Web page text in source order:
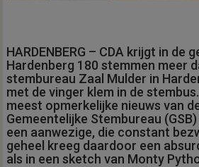
HARDENBERG – CDA krijgt in de
Hardenberg 180 stemmen meer
stembureau Zaal Mulder in
met de vinger klem in de
meest opmerkelijke nieuws van
Gemeentelijke Stembureau
een aanwezige, die constant
geheel kreeg daardoor een
als in een sketch van Monty